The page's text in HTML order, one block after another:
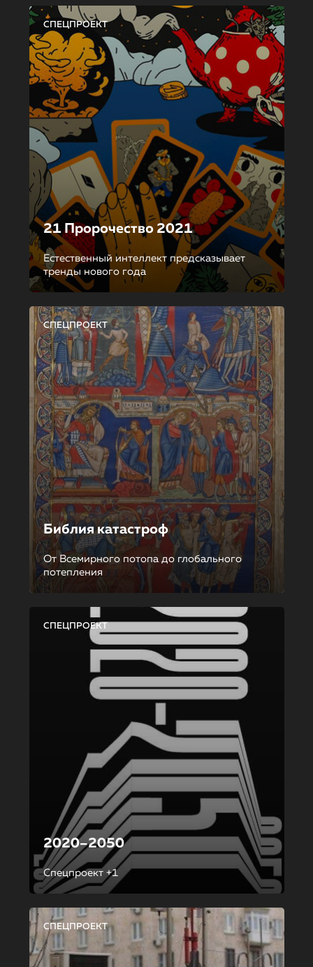
СПЕЦПРОЕКТ
21 Пророчество 2021
Естественный интеллект предсказывает
тренды нового года
СПЕЦПРОЕКТ
Библия катастроф
От Всемирного потопа до глобального
потепления
СПЕЦПРОЕКТ
2020–2050
Спецпроект +1
СПЕЦПРОЕКТ